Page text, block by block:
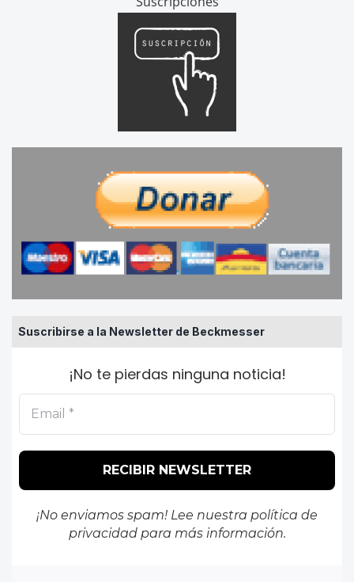
Suscribirse a la Newsletter de Beckmesser
¡No te pierdas ninguna noticia!
¡No enviamos spam! Lee nuestra política de
privacidadpara más información.